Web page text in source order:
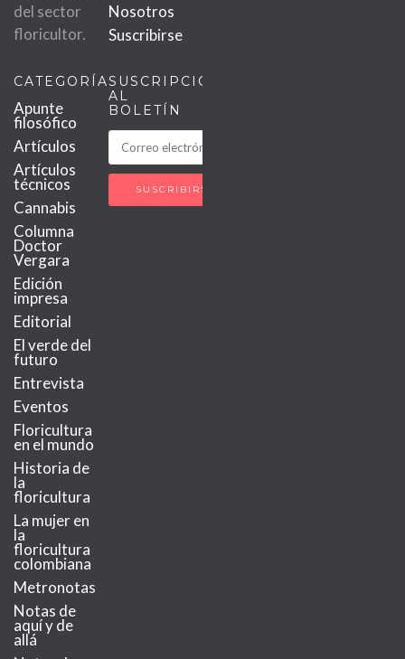
del sector
floricultor.
Nosotros
Suscribirse
CATEGORÍAS
Apunte
filosófico
Artículos
Artículos
técnicos
Cannabis
Columna
Doctor
Vergara
Edición
impresa
Editorial
El verde del
futuro
Entrevista
Eventos
Floricultura
en el mundo
Historia de
la
floricultura
La mujer en
la
floricultura
colombiana
Metronotas
Notas de
aquí y de
allá
SUSCRIPCIÓN
AL
BOLETÍN